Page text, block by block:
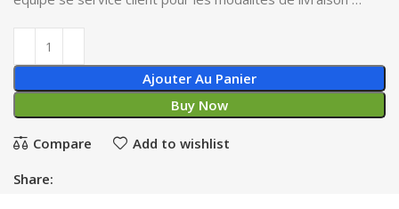
Ajouter Au Panier
Buy Now
Compare Add to wishlist
Share: